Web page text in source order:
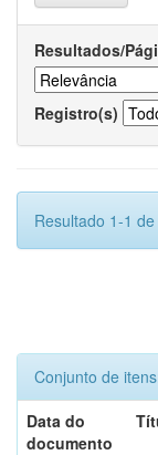
Resultados/
Registro(s)
Resultado 1-1 de
Conjunto de
Data do
documento